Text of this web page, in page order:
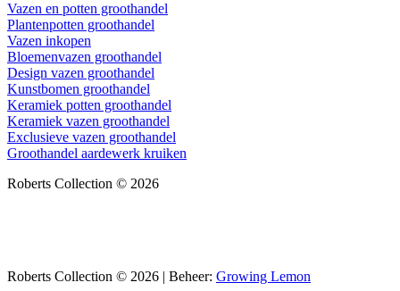
Vazen en potten groothandel
Plantenpotten groothandel
Vazen inkopen
Bloemenvazen groothandel
Design vazen groothandel
Kunstbomen groothandel
Keramiek potten groothandel
Keramiek vazen groothandel
Exclusieve vazen groothandel
Groothandel aardewerk kruiken
Roberts Collection © 2026
Roberts Collection © 2026 | Beheer: Growing Lemon